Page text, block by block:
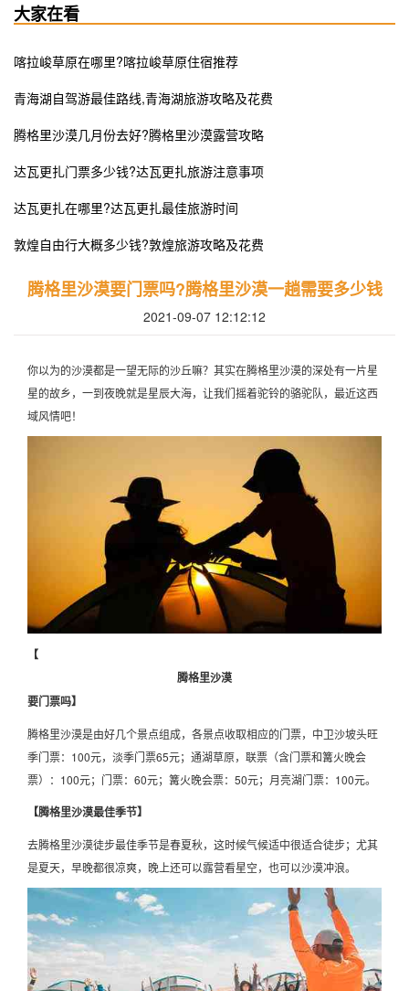
大家在看
喀拉峻草原在哪里?喀拉峻草原住宿推荐
青海湖自驾游最佳路线,青海湖旅游攻略及花费
腾格里沙漠几月份去好?腾格里沙漠露营攻略
达瓦更扎门票多少钱?达瓦更扎旅游注意事项
达瓦更扎在哪里?达瓦更扎最佳旅游时间
敦煌自由行大概多少钱?敦煌旅游攻略及花费
腾格里沙漠要门票吗?腾格里沙漠一趟需要多少钱
2021-09-07 12:12:12
你以为的沙漠都是一望无际的沙丘嘛？其实在腾格里沙漠的深处有一片星
星的故乡，一到夜晚就是星辰大海，让我们摇着驼铃的骆驼队，最近这西
域风情吧！
【
腾格里沙漠
要门票吗】
腾格里沙漠是由好几个景点组成，各景点收取相应的门票，中卫沙坡头旺
季门票：100元，淡季门票65元；通湖草原，联票（含门票和篝火晚会
票）：100元；门票：60元；篝火晚会票：50元；月亮湖门票：100元。
【腾格里沙漠最佳季节】
去腾格里沙漠徒步最佳季节是春夏秋，这时候气候适中很适合徒步；尤其
是夏天，早晚都很凉爽，晚上还可以露营看星空，也可以沙漠冲浪。